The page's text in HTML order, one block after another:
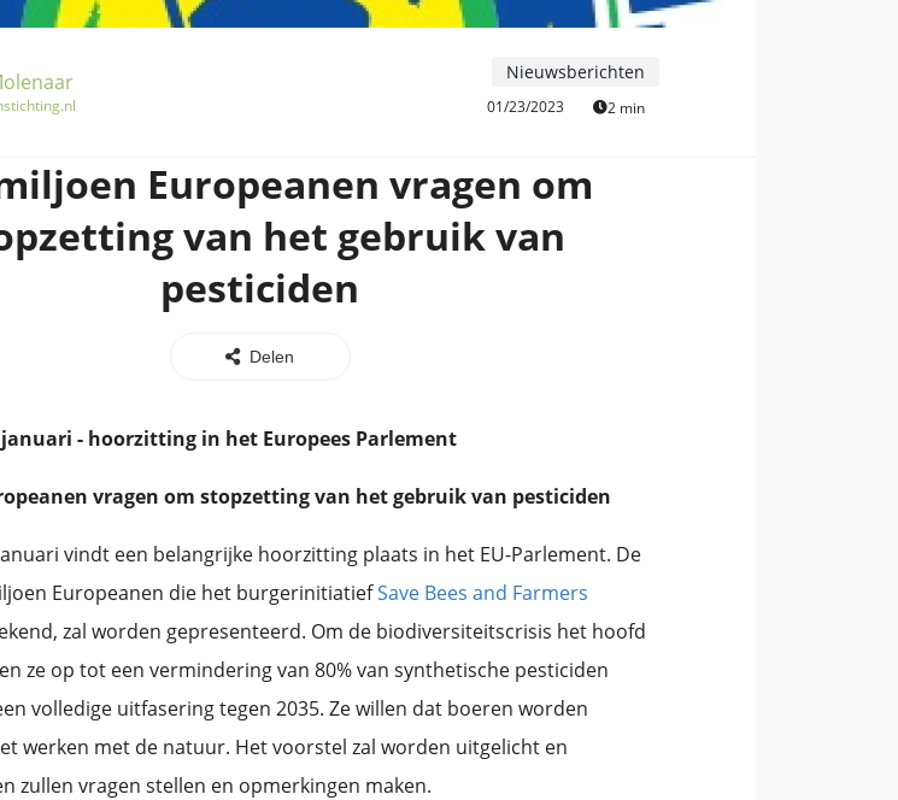
Nieuwsberichten
01/23/2023 2 min
Europeanen vragen om
van het gebruik van
pesticiden
Delen
januari - hoorzitting in het Europees Parlement
vragen om stopzetting van het gebruik van pesticiden
vindt een belangrijke hoorzitting plaats in het EU-Parlement. De
Europeanen die het burgerinitiatiefSave Bees and Farmers
zal worden gepresenteerd. Om de biodiversiteitscrisis het hoofd
ze op tot een vermindering van 80% van synthetische pesticiden
volledige uitfasering tegen 2035. Ze willen dat boeren worden
werken met de natuur. Het voorstel zal worden uitgelicht en
zullen vragen stellen en opmerkingen maken.